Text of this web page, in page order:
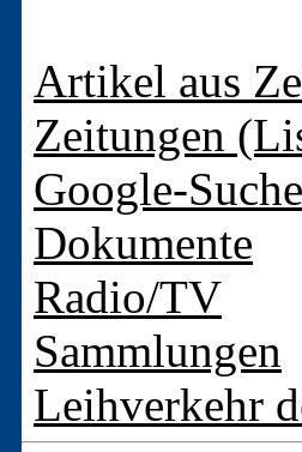
Artikel aus
Zeitungen
Google-Suche
Dokumente
Radio/TV
Sammlungen
Leihverkehr